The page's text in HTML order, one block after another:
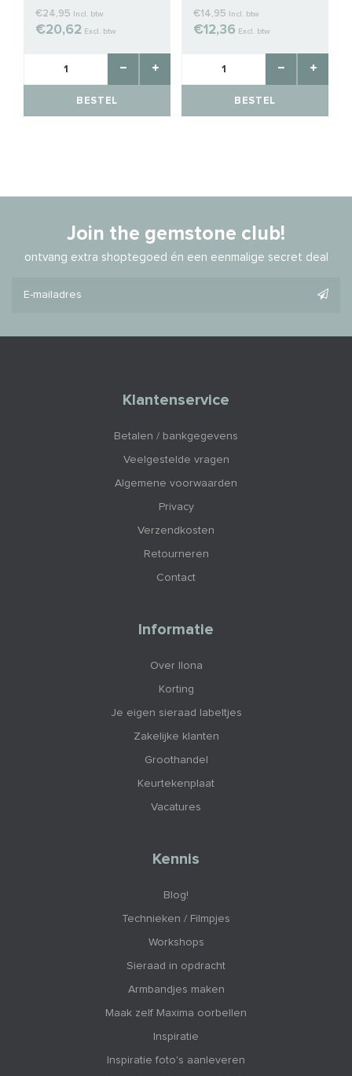
€24,95 Incl. btw
€20,62 Excl. btw
BESTEL
€14,95 Incl. btw
€12,36 Excl. btw
BESTEL
Join the gemstone club!
ontvang extra shoptegoed én een eenmalige secret deal
Klantenservice
Betalen / bankgegevens
Veelgestelde vragen
Algemene voorwaarden
Privacy
Verzendkosten
Retourneren
Contact
Informatie
Over Ilona
Korting
Je eigen sieraad labeltjes
Zakelijke klanten
Groothandel
Keurtekenplaat
Vacatures
Kennis
Blog!
Technieken / Filmpjes
Workshops
Sieraad in opdracht
Armbandjes maken
Maak zelf Maxima oorbellen
Inspiratie
Inspiratie foto's aanleveren